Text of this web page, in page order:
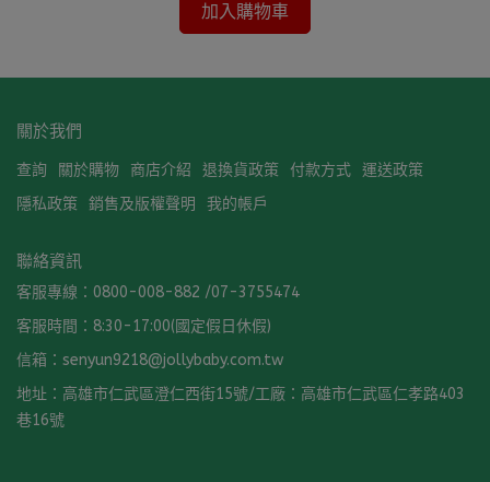
加入購物車
關於我們
查詢 關於購物 商店介紹 退換貨政策 付款方式 運送政策
隱私政策 銷售及版權聲明 我的帳戶
聯絡資訊
客服專線：0800-008-882 /07-3755474
客服時間：8:30-17:00(國定假日休假)
信箱：senyun9218@jollybaby.com.tw
地址：高雄市仁武區澄仁西街15號/工廠：高雄市仁武區仁孝路403
巷16號